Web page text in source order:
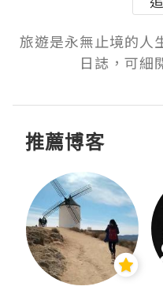
旅遊是永無止境的人
日誌，可細
推薦博客